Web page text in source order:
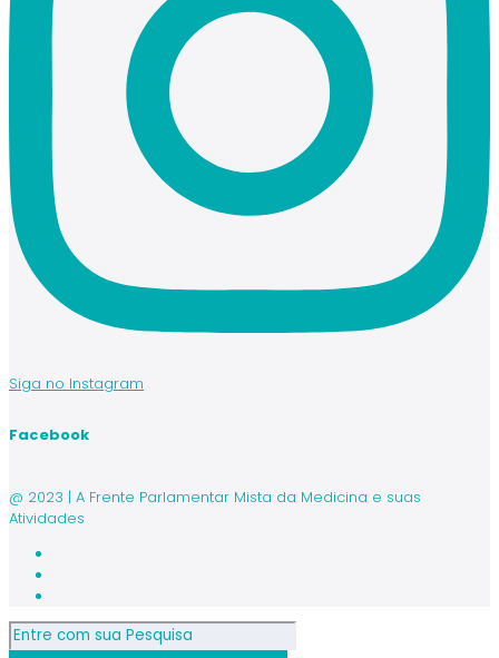
Siga no Instagram
Facebook
@ 2023 | A Frente Parlamentar Mista da Medicina e suas
Atividades